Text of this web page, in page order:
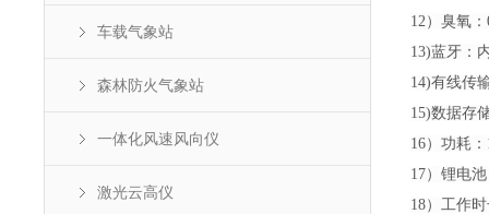
车载气象站
森林防火气象站
一体化风速风向仪
激光云高仪
12）臭氧
13)蓝牙：
14)有线传
15)数据存
16）功耗
17）锂电
18）工作